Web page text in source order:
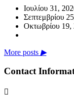
Ιουλίου 31,
Σεπτεμβρίου
Οκτωβρίου 19,
More posts ▶
Contact
